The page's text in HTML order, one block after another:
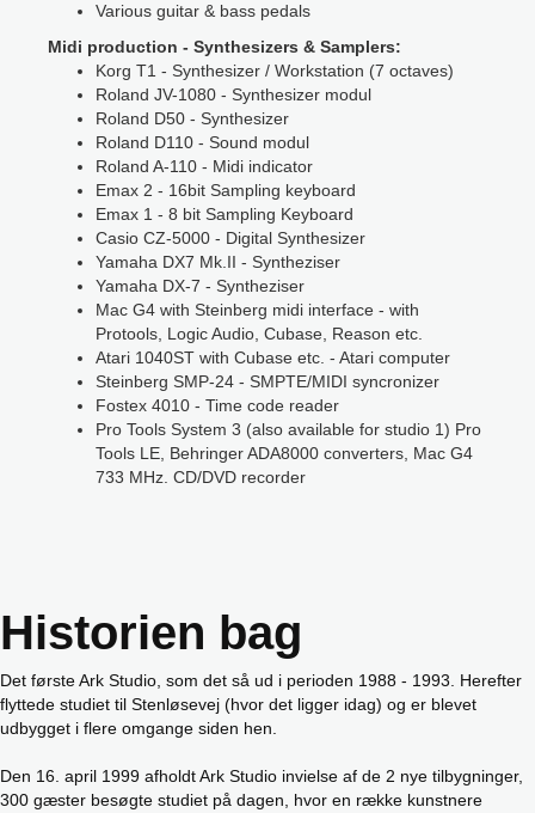
Various guitar & bass pedals
Midi production - Synthesizers & Samplers:
Korg T1 - Synthesizer / Workstation (7 octaves)
Roland JV-1080 - Synthesizer modul
Roland D50 - Synthesizer
Roland D110 - Sound modul
Roland A-110 - Midi indicator
Emax 2 - 16bit Sampling keyboard
Emax 1 - 8 bit Sampling Keyboard
Casio CZ-5000 - Digital Synthesizer
Yamaha DX7 Mk.II - Syntheziser
Yamaha DX-7 - Syntheziser
Mac G4 with Steinberg midi interface - with
Protools, Logic Audio, Cubase, Reason etc.
Atari 1040ST with Cubase etc. - Atari computer
Steinberg SMP-24 - SMPTE/MIDI syncronizer
Fostex 4010 - Time code reader
Pro Tools System 3 (also available for studio 1) Pro
Tools LE, Behringer ADA8000 converters, Mac G4
733 MHz. CD/DVD recorder
Historien bag
Det første Ark Studio, som det så ud i perioden 1988 - 1993. Herefter
flyttede studiet til Stenløsevej (hvor det ligger idag) og er blevet
udbygget i flere omgange siden hen.
Den 16. april 1999 afholdt Ark Studio invielse af de 2 nye tilbygninger,
300 gæster besøgte studiet på dagen, hvor en række kunstnere